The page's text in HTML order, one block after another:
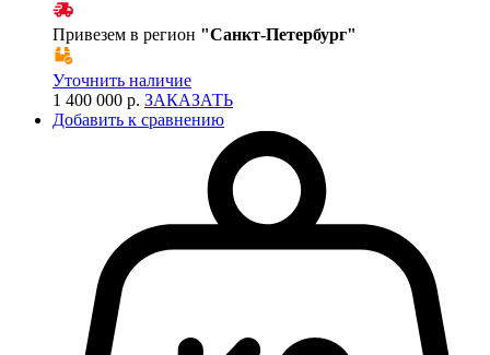
Привезем в регион "Санкт-Петербург"
Уточнить наличие
1 400 000 р. ЗАКАЗАТЬ
Добавить к сравнению